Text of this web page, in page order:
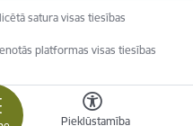
Piekļūstamība
satura visas tiesības
platformas visas tiesības